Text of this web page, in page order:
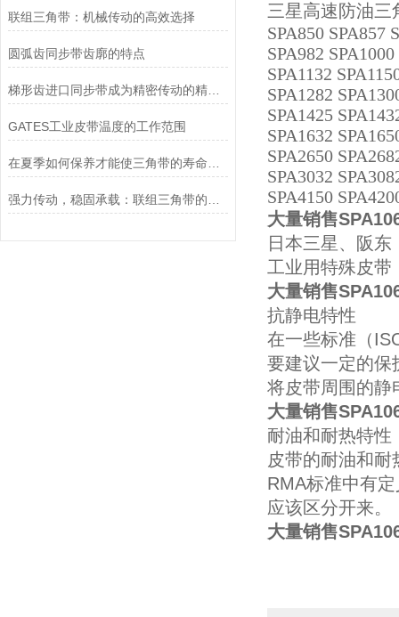
联组三角带：机械传动的高效选择
圆弧齿同步带齿廓的特点
梯形齿进口同步带成为精密传动的精准动力载体
GATES工业皮带温度的工作范围
三星高速防油三
SPA850 SPA857
SPA982
SPA1132
SPA1282
SPA1425
SPA1632
SPA2650
SPA3032
SPA4150
大量销售
日本三星、阪
工业用特殊皮带
大量销售
抗静电特性
在一些标准（
要建议一定的保
将皮带周围的静
大量销售
耐油和耐热特性
皮带的耐油和
RMA标准中有
应该区分开来。
大量销售